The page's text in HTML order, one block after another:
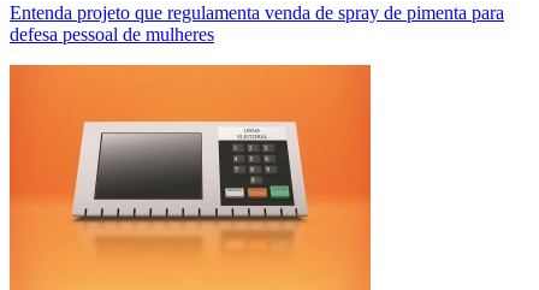
Entenda projeto que regulamenta venda de spray de pimenta para
defesa pessoal de mulheres